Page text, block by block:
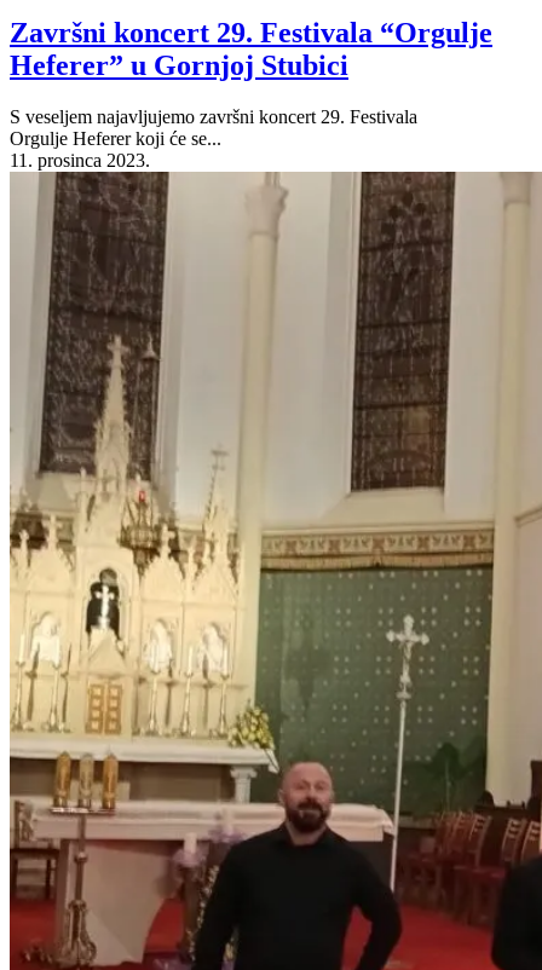
Završni koncert 29. Festivala “Orgulje
Heferer” u Gornjoj Stubici
S veseljem najavljujemo završni koncert 29. Festivala
Orgulje Heferer koji će se...
11. prosinca 2023.